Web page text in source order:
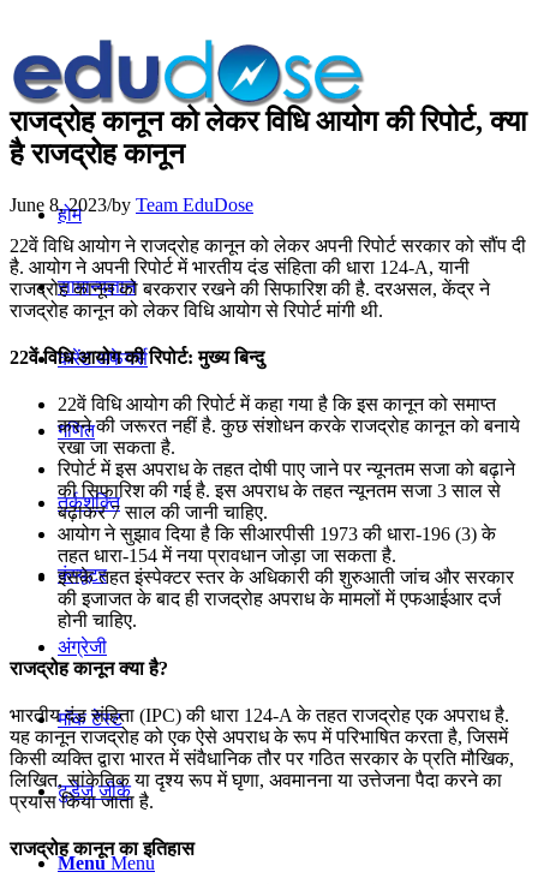
होम
सामान्यज्ञान
करेंट अफेयर्स
गणित
तर्कशक्ति
कंप्यूटर
अंग्रेजी
मॉक टेस्ट
टुडेज जीके
Menu Menu
राजद्रोह कानून को लेकर विधि आयोग की रिपोर्ट, क्या
है राजद्रोह कानून
June 8, 2023/by Team EduDose
22वें विधि आयोग ने राजद्रोह कानून को लेकर अपनी रिपोर्ट सरकार को सौंप दी
है. आयोग ने अपनी रिपोर्ट में भारतीय दंड संहिता की धारा 124-A, यानी
राजद्रोह कानून को बरकरार रखने की सिफारिश की है. दरअसल, केंद्र ने
राजद्रोह कानून को लेकर विधि आयोग से रिपोर्ट मांगी थी.
22वें विधि आयोग की रिपोर्ट: मुख्य बिन्दु
22वें विधि आयोग की रिपोर्ट में कहा गया है कि इस कानून को समाप्त
करने की जरूरत नहीं है. कुछ संशोधन करके राजद्रोह कानून को बनाये
रखा जा सकता है.
रिपोर्ट में इस अपराध के तहत दोषी पाए जाने पर न्यूनतम सजा को बढ़ाने
की सिफारिश की गई है. इस अपराध के तहत न्यूनतम सजा 3 साल से
बढ़ाकर 7 साल की जानी चाहिए.
आयोग ने सुझाव दिया है कि सीआरपीसी 1973 की धारा-196 (3) के
तहत धारा-154 में नया प्रावधान जोड़ा जा सकता है.
इसके तहत इंस्पेक्टर स्तर के अधिकारी की शुरुआती जांच और सरकार
की इजाजत के बाद ही राजद्रोह अपराध के मामलों में एफआईआर दर्ज
होनी चाहिए.
राजद्रोह कानून क्या है?
भारतीय दंड संहिता (IPC) की धारा 124-A के तहत राजद्रोह एक अपराध है.
यह कानून राजद्रोह को एक ऐसे अपराध के रूप में परिभाषित करता है, जिसमें
किसी व्यक्ति द्वारा भारत में संवैधानिक तौर पर गठित सरकार के प्रति मौखिक,
लिखित, सांकेतिक या दृश्य रूप में घृणा, अवमानना या उत्तेजना पैदा करने का
प्रयास किया जाता है.
राजद्रोह कानून का इतिहास